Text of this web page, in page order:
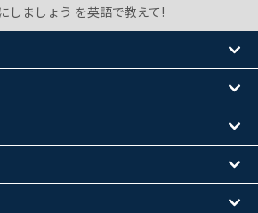
しましょう を英語で教えて!